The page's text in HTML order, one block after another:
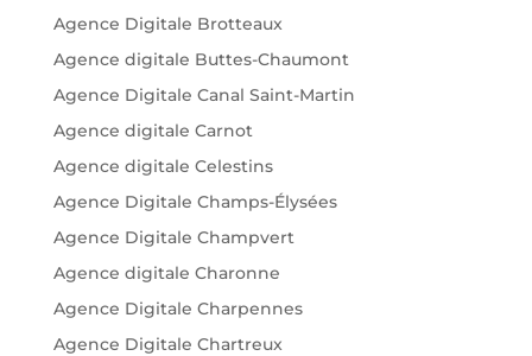
Agence Digitale Brotteaux
Agence digitale Buttes-Chaumont
Agence Digitale Canal Saint-Martin
Agence digitale Carnot
Agence digitale Celestins
Agence Digitale Champs-Élysées
Agence Digitale Champvert
Agence digitale Charonne
Agence Digitale Charpennes
Agence Digitale Chartreux